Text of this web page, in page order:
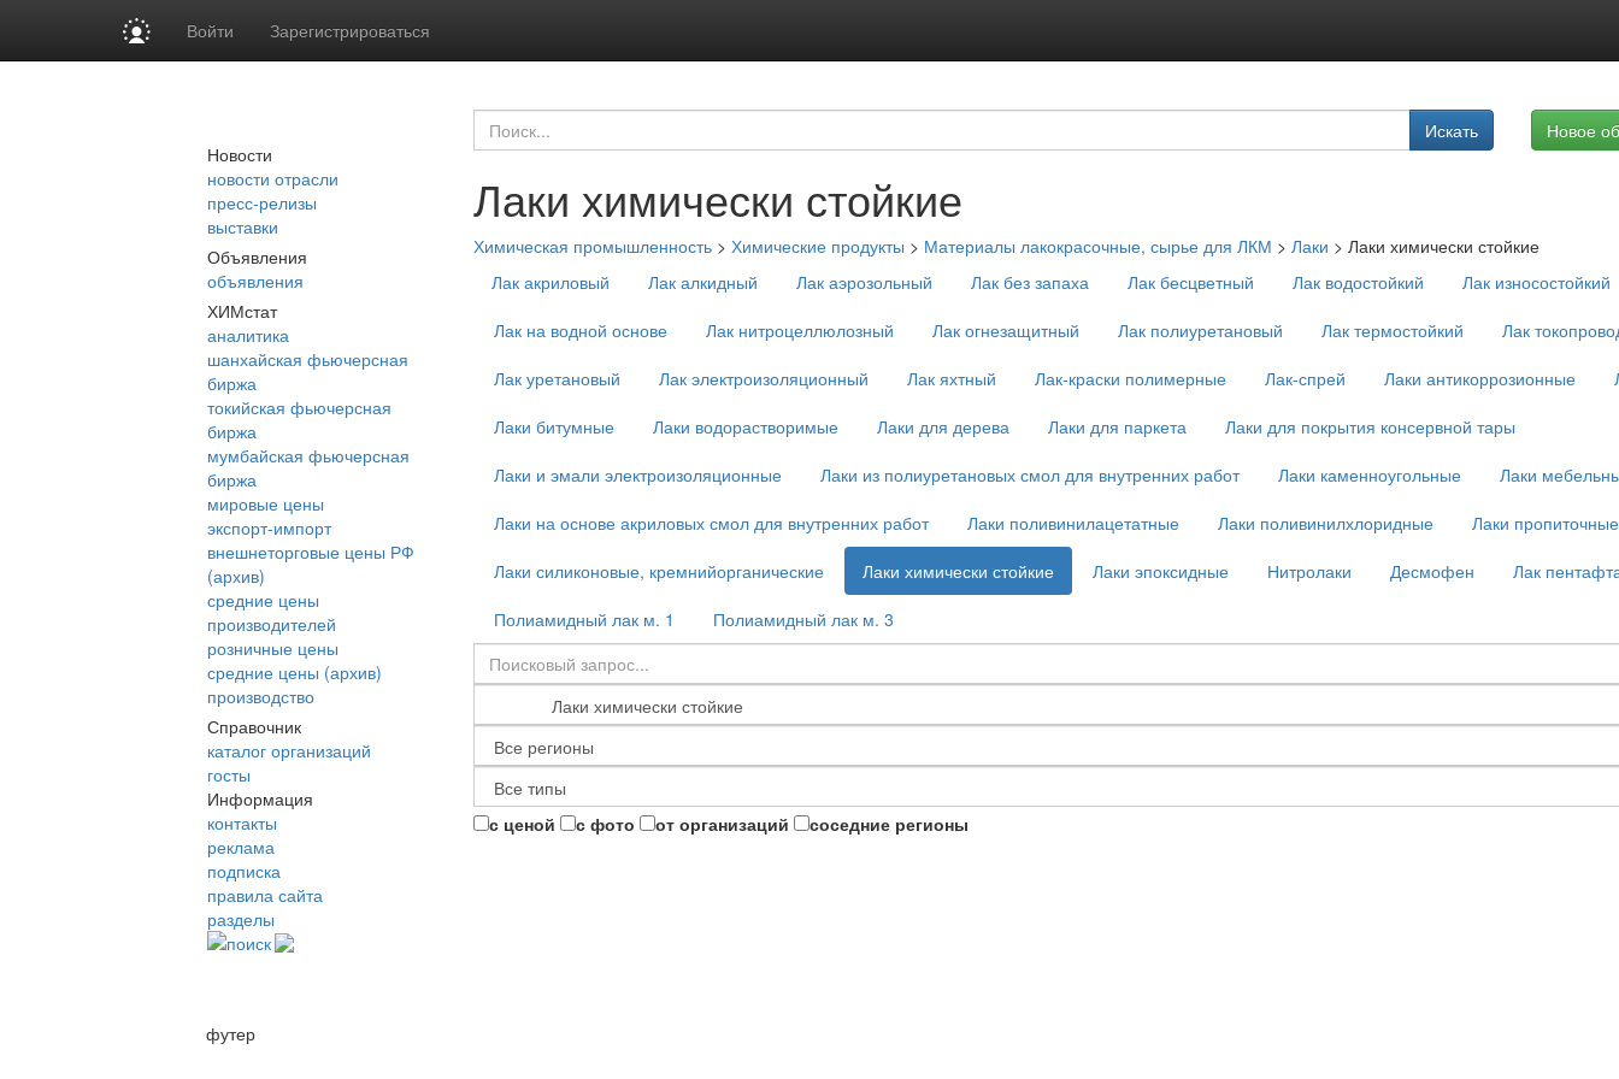
Войти Зарегистрироваться
Новости
новости отрасли
пресс-релизы
выставки
Объявления
объявления
ХИМстат
аналитика
шанхайская фьючерсная
биржа
токийская фьючерсная
биржа
мумбайская фьючерсная
биржа
мировые цены
экспорт-импорт
внешнеторговые цены РФ
(архив)
средние цены
производителей
розничные цены
средние цены (архив)
производство
Справочник
каталог организаций
госты
Информация
контакты
реклама
подписка
правила сайта
разделы
поиск
Искать Новое
Лаки химически стойкие
Химическая промышленность > Химические продукты > Материалы лакокрасочные, сырье для ЛКМ > Лаки > Лаки химически стойкие
Лак акриловый
Лак алкидный Лак аэрозольный Лак без запаха Лак бесцветный Лак водостойкий
Лак износостойкий
Лак на водной основе
Лак нитроцеллюлозный Лак огнезащитный Лак полиуретановый Лак термостойкий
Лак
Лак уретановый
Лак электроизоляционный Лак яхтный Лак-краски полимерные Лак-спрей Лаки антикоррозионные
Лаки битумные
Лаки водорастворимые Лаки для дерева Лаки для паркета
Лаки для покрытия консервной тары
Лаки и эмали электроизоляционные
Лаки из полиуретановых смол для внутренних работ Лаки каменноугольные
Лаки
Лаки на основе акриловых смол для внутренних работ
Лаки поливинилацетатные Лаки поливинилхлоридные
Лаки пропиточные
Лаки силиконовые, кремнийорганические
Лаки химически стойкие Лаки эпоксидные Нитролаки Десмофен
Лак
Полиамидный лак м. 1
Полиамидный лак м. 3
с ценой с фото от организаций соседние регионы
футер